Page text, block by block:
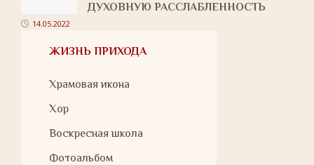
ДУХОВНУЮ РАССЛАБЛЕННОСТЬ
14.05.2022
ЖИЗНЬ ПРИХОДА
Храмовая икона
Хор
Воскресная школа
Фотоальбом